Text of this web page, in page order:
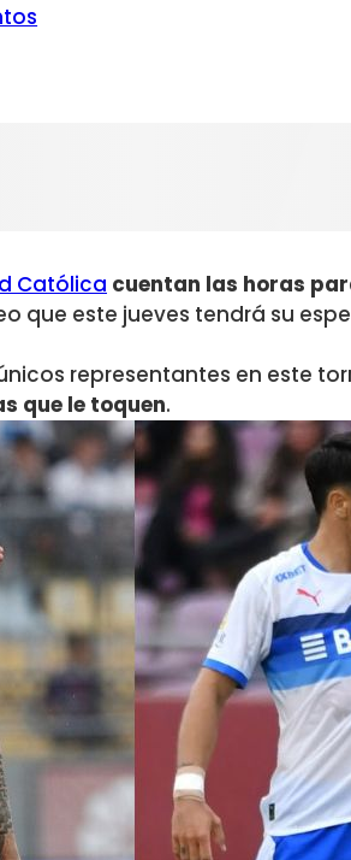
Católica cuentan las horas
que este jueves tendrá su
representantes en este
que le toquen.